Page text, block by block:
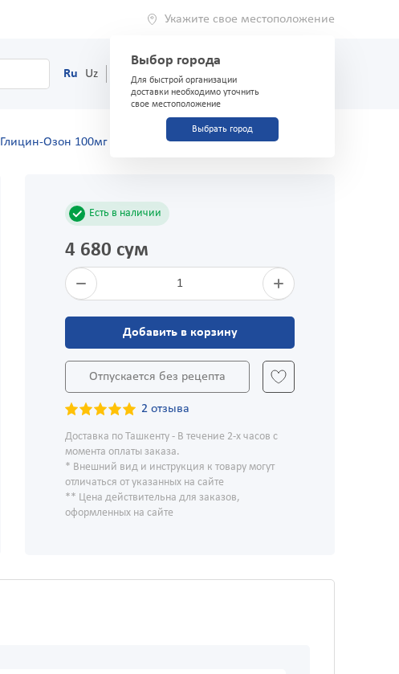
Укажите свое местоположение
Выбор города
Для быстрой организации
доставки необходимо уточнить
свое местоположение
Выбрать город
Ru Uz (71) 200-03-03
Глицин-Озон 100мг №50
Есть в наличии
4 680 сум
1
Добавить в корзину
Отпускается без рецепта
2 отзыва
Доставка по Ташкенту - В течение 2-х часов с
момента оплаты заказа.
* Внешний вид и инструкция к товару могут
отличаться от указанных на сайте
** Цена действительна для заказов,
оформленных на сайте